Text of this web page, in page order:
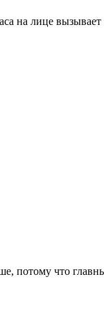
на лице вызывает
потому что